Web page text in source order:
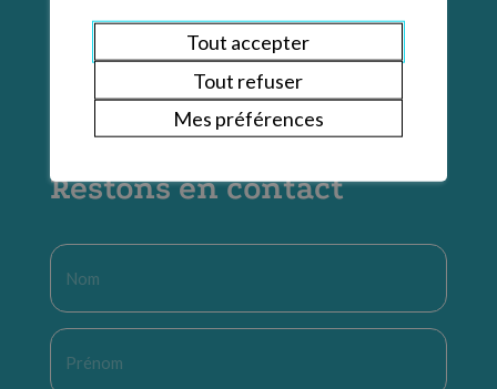
Restons en contact
Nom
Prénom
Tout accepter
Tout refuser
Mes préférences